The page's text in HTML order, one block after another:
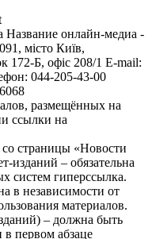
Название онлайн-медиа -
місто Київ,
Б, офіс 208/1 E-mail:
044-205-43-00
размещённых на
ссылки на
страницы «Новости
изданий – обязательна
систем гиперссылка.
в независимости от
материалов.
– должна быть
в первом абзаце